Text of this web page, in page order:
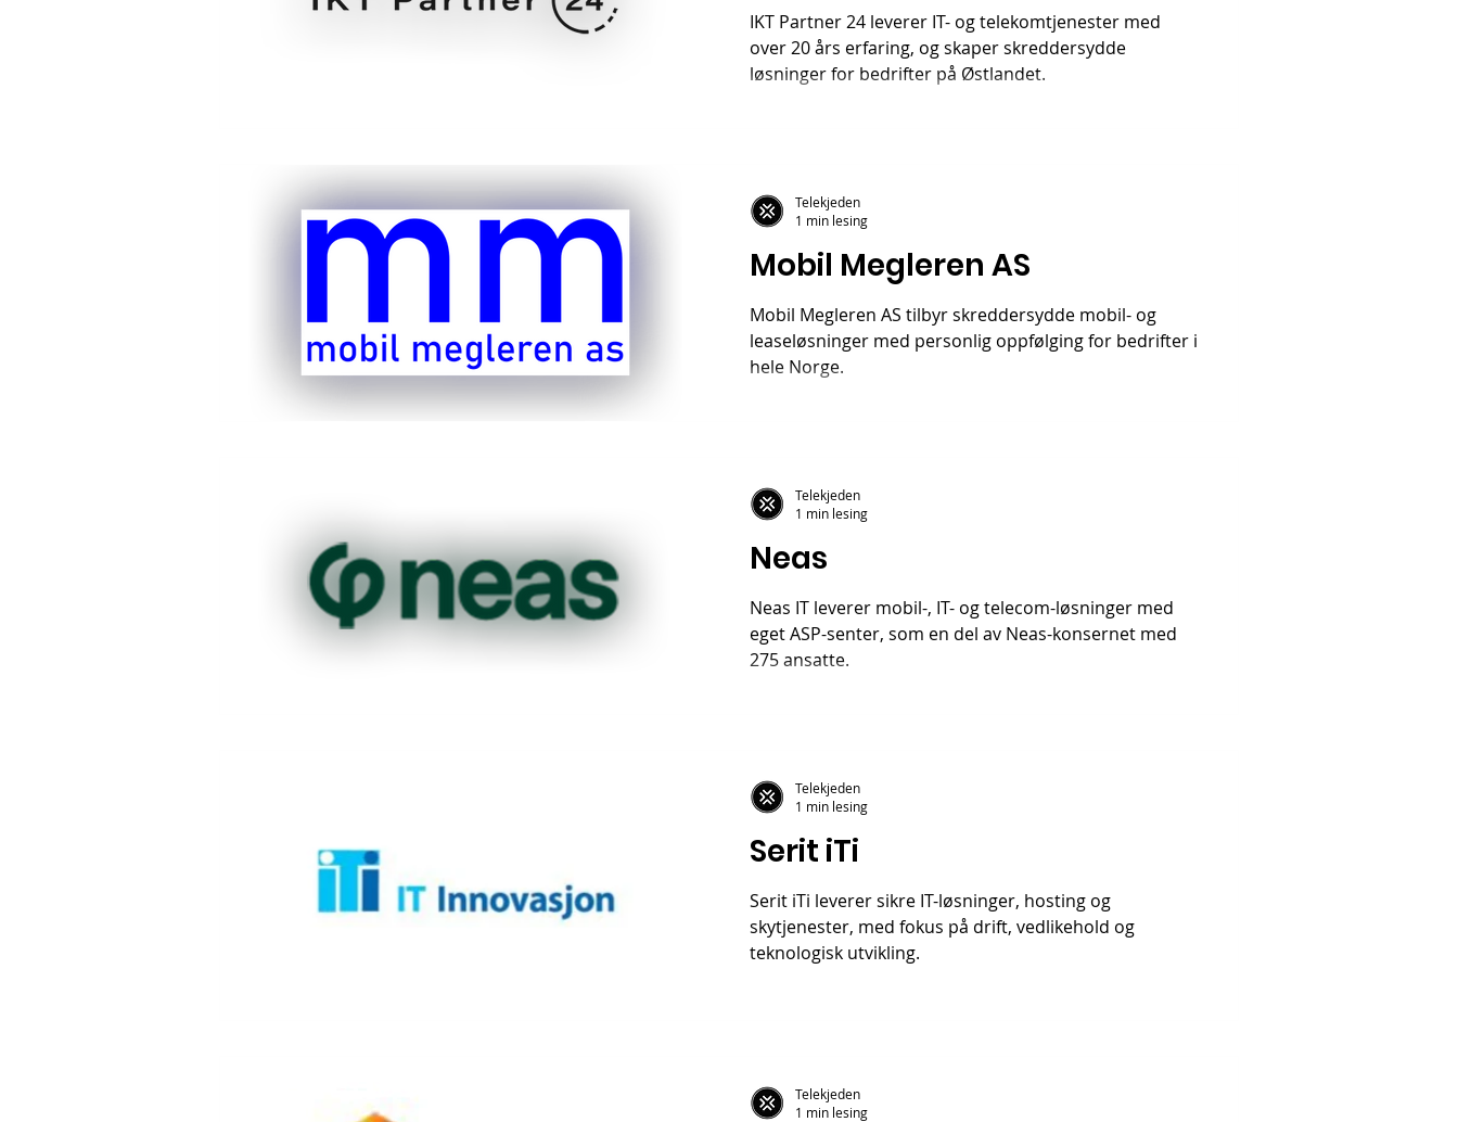
IKT Partner 24 leverer IT- og telekomtjenester med
over 20 års erfaring, og skaper skreddersydde
løsninger for bedrifter på Østlandet.
Mobil Megleren AS
Mobil Megleren AS tilbyr skreddersydde mobil- og
leaseløsninger med personlig oppfølging for bedrifter i
hele Norge.
Telekjeden
1 min lesing
Neas
Neas IT leverer mobil-, IT- og telecom-løsninger med
eget ASP-senter, som en del av Neas-konsernet med
275 ansatte.
Telekjeden
1 min lesing
Serit iTi
Serit iTi leverer sikre IT-løsninger, hosting og
skytjenester, med fokus på drift, vedlikehold og
teknologisk utvikling.
Telekjeden
1 min lesing
Telekjeden
1 min lesing